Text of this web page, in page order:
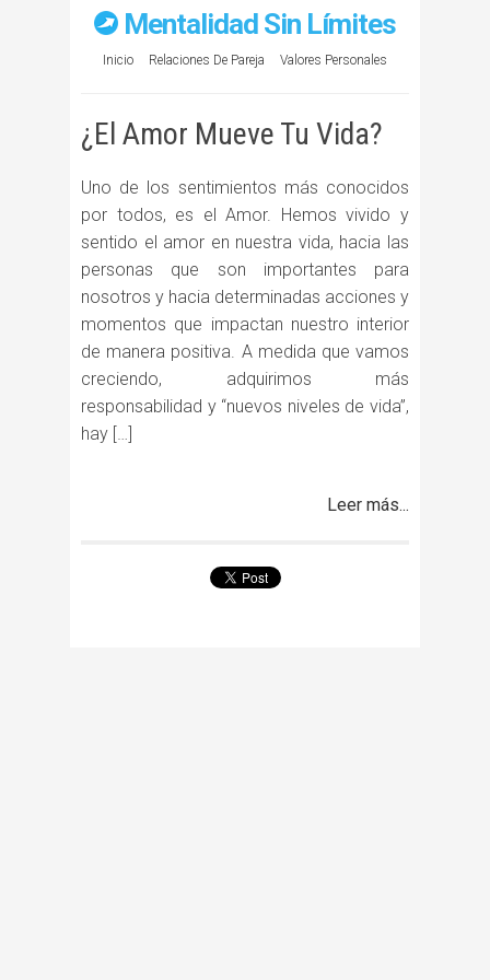
Mentalidad Sin Límites
Inicio Relaciones De Pareja Valores Personales
¿El Amor Mueve Tu Vida?
Uno de los sentimientos más conocidos
por todos, es el Amor. Hemos vivido y
sentido el amor en nuestra vida, hacia las
personas que son importantes para
nosotros y hacia determinadas acciones y
momentos que impactan nuestro interior
de manera positiva. A medida que vamos
creciendo, adquirimos más
responsabilidad y “nuevos niveles de vida”,
hay […]
Leer más...